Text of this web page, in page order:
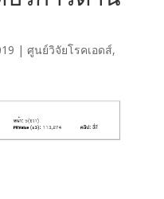
| ศูนย์วิจัยโรคเอดส์,